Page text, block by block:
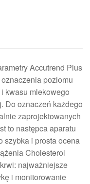
Accutrend Plus
poziomu
kwasu mlekowego
Do oznaczeń każdego
zaprojektowanych
to następca aparatu
szybka i prosta ocena
Cholesterol
najważniejsze
i monitorowanie